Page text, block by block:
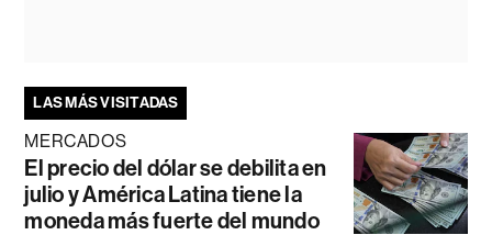
LAS MÁS VISITADAS
MERCADOS
El precio del dólar se debilita en
julio y América Latina tiene la
moneda más fuerte del mundo